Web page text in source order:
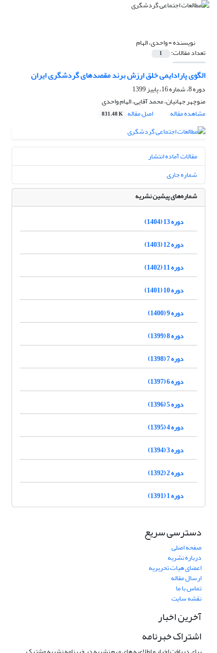
نویسنده =واحدی، الهام
تعداد مقالات: 1
الگوی پارادایمی خلق ارزش برند مقصدهای گردشگری ایران
دوره 8، شماره 16، پاییز 1399
منوچهر جهانیان، محمد آقایی، الهام واحدی
مشاهده مقاله
اصل مقاله 831.48 K
مقالات آماده انتشار
شماره جاری
شماره‌های پیشین نشریه
دوره 13 (1404)
دوره 12 (1403)
دوره 11 (1402)
دوره 10 (1401)
دوره 9 (1400)
دوره 8 (1399)
دوره 7 (1398)
دوره 6 (1397)
دوره 5 (1396)
دوره 4 (1395)
دوره 3 (1394)
دوره 2 (1392)
دوره 1 (1391)
دسترسی سریع
صفحه اصلی
درباره نشریه
اعضای هیات تحریریه
ارسال مقاله
تماس با ما
نقشه سایت
آخرین اخبار
اشتراک خبرنامه